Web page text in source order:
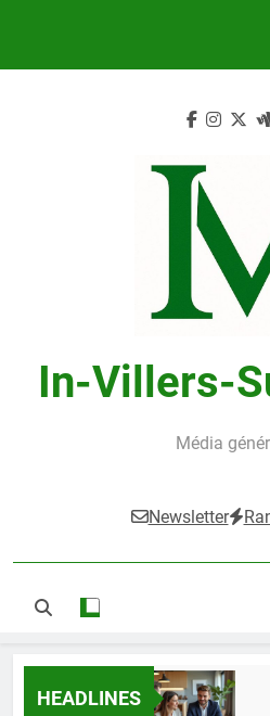
In-Villers-
Média
Newsletter
HEADLINES